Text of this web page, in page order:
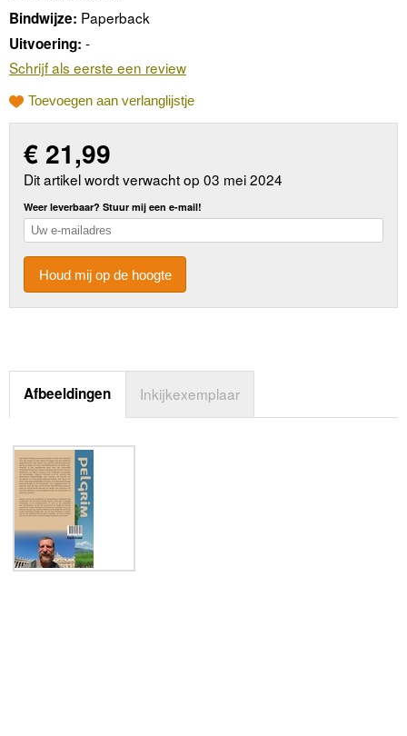
Bindwijze: Paperback
Uitvoering: -
Schrijf als eerste een review
Toevoegen aan verlanglijstje
€ 21,99
Dit artikel wordt verwacht op 03 mei 2024
Weer leverbaar? Stuur mij een e-mail!
Houd mij op de hoogte
Afbeeldingen Inkijkexemplaar